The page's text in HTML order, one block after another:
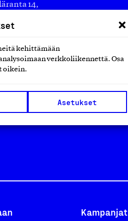
kehittämään
verkkoliikennettä. Osa
oikein.
Asetukset
14,
Kampanjat